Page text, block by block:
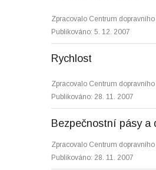
Zpracovalo Centrum
Publikováno: 5. 12. 2007
Rychlost
Zpracovalo Centrum
Publikováno: 28. 11. 2007
Bezpečnostní pásy a
Zpracovalo Centrum
Publikováno: 28. 11. 2007